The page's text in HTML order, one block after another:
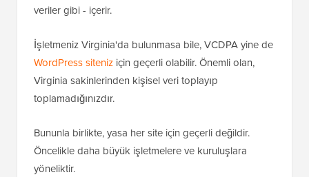
veriler gibi - içerir.
İşletmeniz Virginia'da bulunmasa bile, VCDPA yine de
WordPress siteniz için geçerli olabilir. Önemli olan,
Virginia sakinlerinden kişisel veri toplayıp
toplamadığınızdır.
Bununla birlikte, yasa her site için geçerli değildir.
Öncelikle daha büyük işletmelere ve kuruluşlara
yöneliktir.